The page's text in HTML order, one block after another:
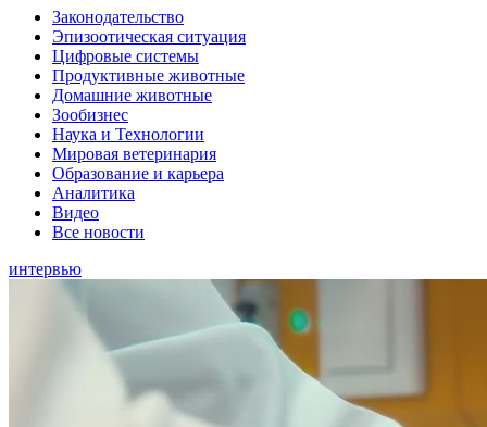
Законодательство
Эпизоотическая ситуация
Цифровые системы
Продуктивные животные
Домашние животные
Зообизнес
Наука и Технологии
Мировая ветеринария
Образование и карьера
Аналитика
Видео
Все новости
интервью